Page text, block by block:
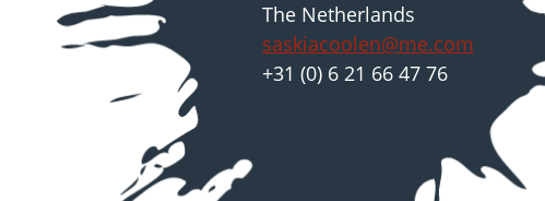
The Netherlands
saskiacoolen@me.com
+31 (0) 6 21 66 47 76